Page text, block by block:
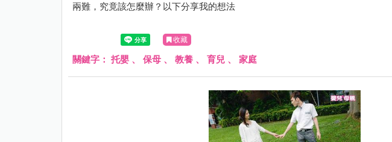
兩難，究竟該怎麼辦？以下分享我的想法
收藏
關鍵字： 托嬰 、 保母 、 教養 、 育兒 、 家庭